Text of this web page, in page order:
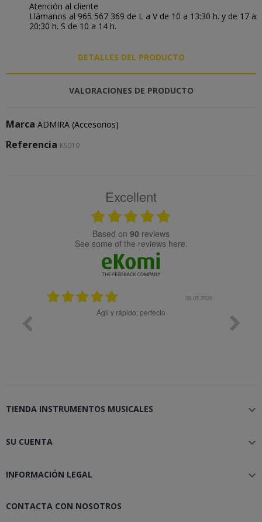
Atención al cliente
Llámanos al 965 567 369 de L a V de 10 a 13:30 h. y de 17 a
20:30 h. S de 10 a 14 h.
DETALLES DEL PRODUCTO
VALORACIONES DE PRODUCTO
Marca ADMIRA (Accesorios)
Referencia KS010
Excellent
based on 90 reviews
see some of the reviews here.
08.05.2026
TIENDA INSTRUMENTOS MUSICALES 
SU CUENTA 
INFORMACIÓN LEGAL 
CONTACTA CON NOSOTROS